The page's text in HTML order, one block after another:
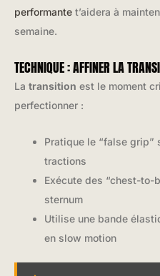
performante t’aidera à
semaine.
TECHNIQUE : AFFINER LA
La transition est le moment
perfectionner :
Pratique le “false grip”
tractions
Exécute des “chest-
sternum
Utilise une bande
en slow motion